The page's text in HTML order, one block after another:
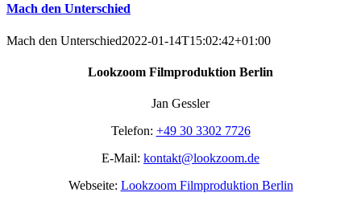
Mach den Unterschied
Mach den Unterschied2022-01-14T15:02:42+01:00
Lookzoom Filmproduktion Berlin
Jan Gessler
Telefon: +49 30 3302 7726
E-Mail: kontakt@lookzoom.de
Webseite: Lookzoom Filmproduktion Berlin